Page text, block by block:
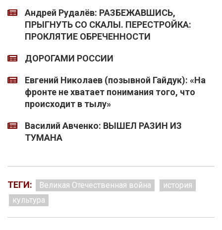
Андрей Рудалёв: РАЗБЕЖАВШИСЬ,
ПРЫГНУТЬ СО СКАЛЫ. ПЕРЕСТРОЙКА:
ПРОКЛЯТИЕ ОБРЕЧЕННОСТИ
ДОРОГАМИ РОССИИ
Евгений Николаев (позывной Гайдук): «На
фронте не хватает понимания того, что
происходит в тылу»
Василий Авченко: ВЫШЕЛ РАЗИН ИЗ
ТУМАНА
ТЕГИ: Великая Отечественная война
история
культура